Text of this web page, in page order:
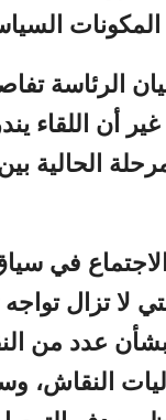
المكونات
الرئاسة
غير أن اللقاء
الحالية
في
لا تزال
عدد من
النقاش،